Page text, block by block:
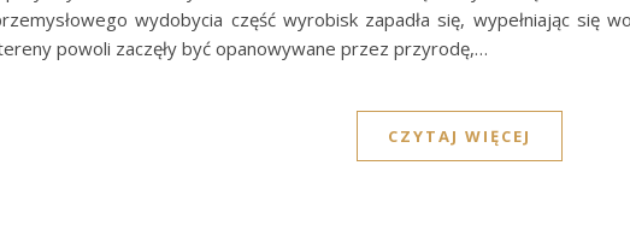
wydobycia część wyrobisk zapadła się, wypełniając się
powoli zaczęły być opanowywane przez przyrodę,…
CZYTAJ WIĘCEJ